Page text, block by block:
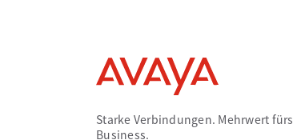
Starke Verbindungen. Mehrwert fürs
Business.